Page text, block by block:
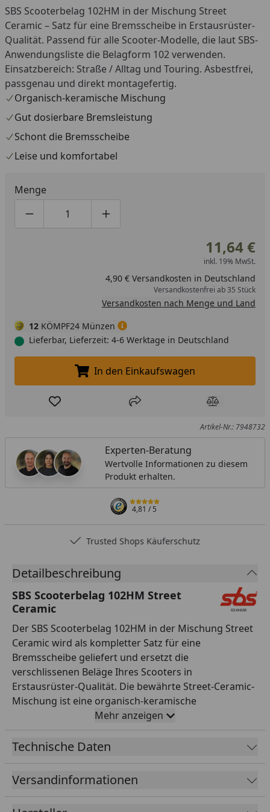
SBS Scooterbelag 102HM in der Mischung Street
Ceramic – Satz für eine Bremsscheibe in Erstausrüster-
Qualität. Passend für alle Scooter-Modelle, die laut SBS-
Anwendungsliste die Belagform 102 verwenden.
Einsatzbereich: Straße / Alltag und Touring. Asbestfrei,
passgenau und direkt montagefertig.
Organisch-keramische Mischung
Gut dosierbare Bremsleistung
Schont die Bremsscheibe
Leise und komfortabel
Menge
Produktmenge um eins verringern
Produktmenge manuell eingeben
Produktmenge um eins erhöhen
11,64 €
inkl. 19% MwSt.
4,90 € Versandkosten in Deutschland
Versandkostenfrei ab 35 Stück
Versandkosten nach Menge und Land
12 KÖMPF24 Münzen
Lieferbar, Lieferzeit: 4-6 Werktage in Deutschland
In den Einkaufswagen legen
In den Einkaufswagen
Produkt zur Wunschliste hinzufügen
Teilen Produkt
Artikel-Nr.: 7948732
Experten-Beratung
Wertvolle Informationen zu diesem
Produkt erhalten.
4,81/ 5
Trusted Shops Käuferschutz
Detailbeschreibung
SBS Scooterbelag 102HM Street
Ceramic
Der SBS Scooterbelag 102HM in der Mischung Street
Ceramic wird als kompletter Satz für eine
Bremsscheibe geliefert und ersetzt die
verschlissenen Beläge Ihres Scooters in
Erstausrüster-Qualität. Die bewährte Street-Ceramic-
Mischung ist eine organisch-keramische
Reibmischung, die für den täglichen Einsatz auf der
Straße entwickelt wurde. Sie überzeugt durch einen
gut dosierbaren, gleichmäßigen Biss, leises und
geringen Verschleiß an der Bremsscheibe. Damit ist
sie die ideale Wahl für Alltag, Pendelstrecke und Tour.
Mehr anzeigen
Technische Daten
Versandinformationen